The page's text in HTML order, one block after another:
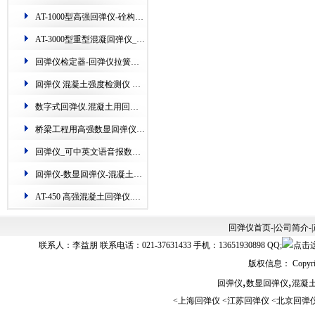
AT-1000型高强回弹仪-硂构件硬度检测仪器​
AT-3000型重型混凝​回弹仪_专业检测港口、隧道、矿山、桥梁​
回弹仪检定器-​回弹仪拉簧检定仪-铁路钢砧​测定机
回弹仪 混凝土强度检测仪 数显.AT135W一体式数字回弹仪
数字式回弹仪.混凝土用回弹仪的使用(图)
桥梁工程用高强数显回弹仪-江苏超声波​回弹仪的使用
回弹仪_可中英文语音报数回弹仪_数显回弹仪
回弹仪-数显回弹仪-混凝土​回弹仪的新用法(配图)
AT-450 高强混凝土回弹仪.主测高层建筑上的构件​
回弹仪首页-|公司简介-|
联系人：李益朋 联系电话：021-37631433 手机：13651930898 QQ;
版权信息：
回弹仪,数显回弹仪,混凝
<上海回弹仪 <江苏回弹仪 <北京回弹